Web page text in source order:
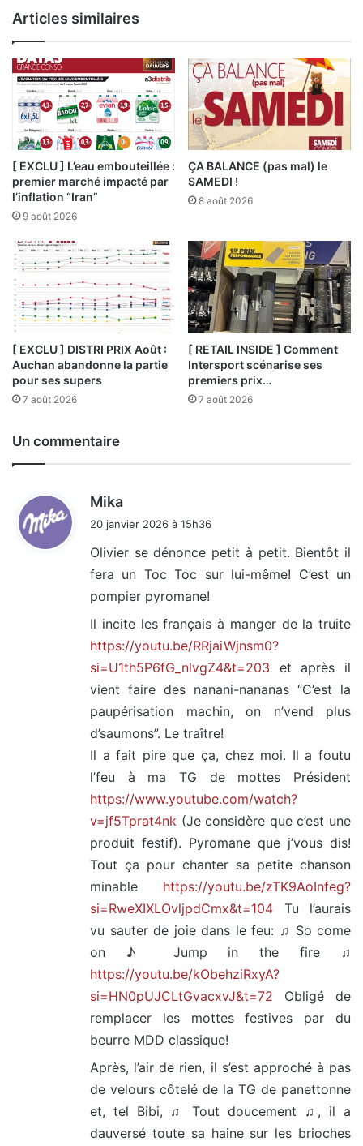
Articles similaires
[ EXCLU ] L’eau embouteillée :
premier marché impacté par
l’inflation “Iran”
9 août 2026
ÇA BALANCE (pas mal) le
SAMEDI !
8 août 2026
[ EXCLU ] DISTRI PRIX Août :
Auchan abandonne la partie
pour ses supers
7 août 2026
[ RETAIL INSIDE ] Comment
Intersport scénarise ses
premiers prix…
7 août 2026
Un commentaire
Mika
:
20 janvier 2026 à 15h36
Olivier se dénonce petit à petit. Bientôt il
fera un Toc Toc sur lui-même! C’est un
pompier pyromane!
Il incite les français à manger de la truite
https://youtu.be/RRjaiWjnsm0?
si=U1th5P6fG_nlvgZ4&t=203 et après il
vient faire des nanani-nananas “C’est la
paupérisation machin, on n’vend plus
d’saumons”. Le traître!
Il a fait pire que ça, chez moi. Il a foutu
l’feu à ma TG de mottes Président
https://www.youtube.com/watch?
v=jf5Tprat4nk (Je considère que c’est une
produit festif). Pyromane que j’vous dis!
Tout ça pour chanter sa petite chanson
minable https://youtu.be/zTK9AoInfeg?
si=RweXIXLOvljpdCmx&t=104 Tu l’aurais
vu sauter de joie dans le feu: ♫ So come
on ♪ Jump in the fire ♫
https://youtu.be/kObehziRxyA?
si=HN0pUJCLtGvacxvJ&t=72 Obligé de
remplacer les mottes festives par du
beurre MDD classique!
Après, l’air de rien, il s’est approché à pas
de velours côtelé de la TG de panettonne
et, tel Bibi, ♫ Tout doucement ♫, il a
dauversé toute sa haine sur les brioches